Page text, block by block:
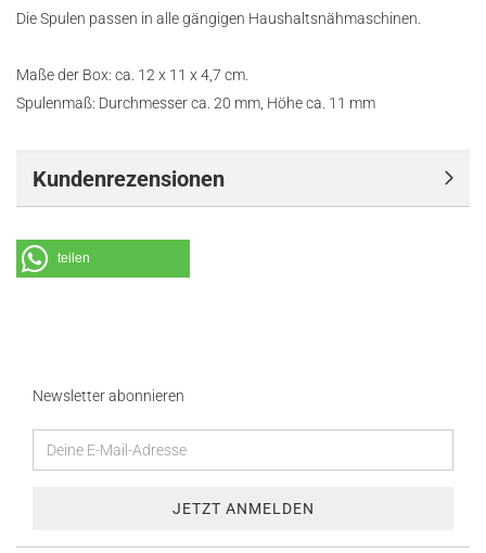
Die Spulen passen in alle gängigen Haushaltsnähmaschinen.
Maße der Box: ca. 12 x 11 x 4,7 cm.
Spulenmaß: Durchmesser ca. 20 mm, Höhe ca. 11 mm
Kundenrezensionen
teilen
Newsletter abonnieren